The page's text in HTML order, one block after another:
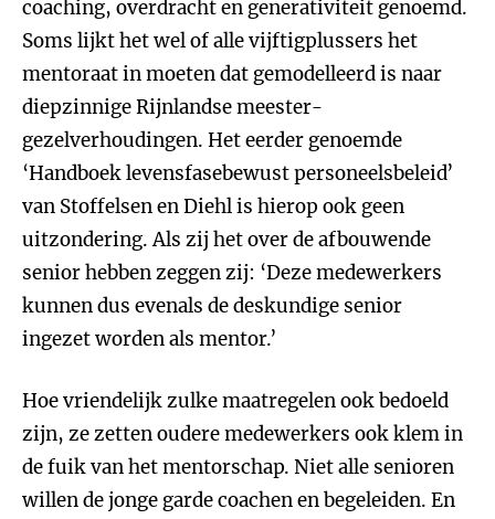
coaching, overdracht en generativiteit genoemd.
Soms lijkt het wel of alle vijftigplussers het
mentoraat in moeten dat gemodelleerd is naar
diepzinnige Rijnlandse meester-
gezelverhoudingen. Het eerder genoemde
‘Handboek levensfasebewust personeelsbeleid’
van Stoffelsen en Diehl is hierop ook geen
uitzondering. Als zij het over de afbouwende
senior hebben zeggen zij: ‘Deze medewerkers
kunnen dus evenals de deskundige senior
ingezet worden als mentor.’
Hoe vriendelijk zulke maatregelen ook bedoeld
zijn, ze zetten oudere medewerkers ook klem in
de fuik van het mentorschap. Niet alle senioren
willen de jonge garde coachen en begeleiden. En